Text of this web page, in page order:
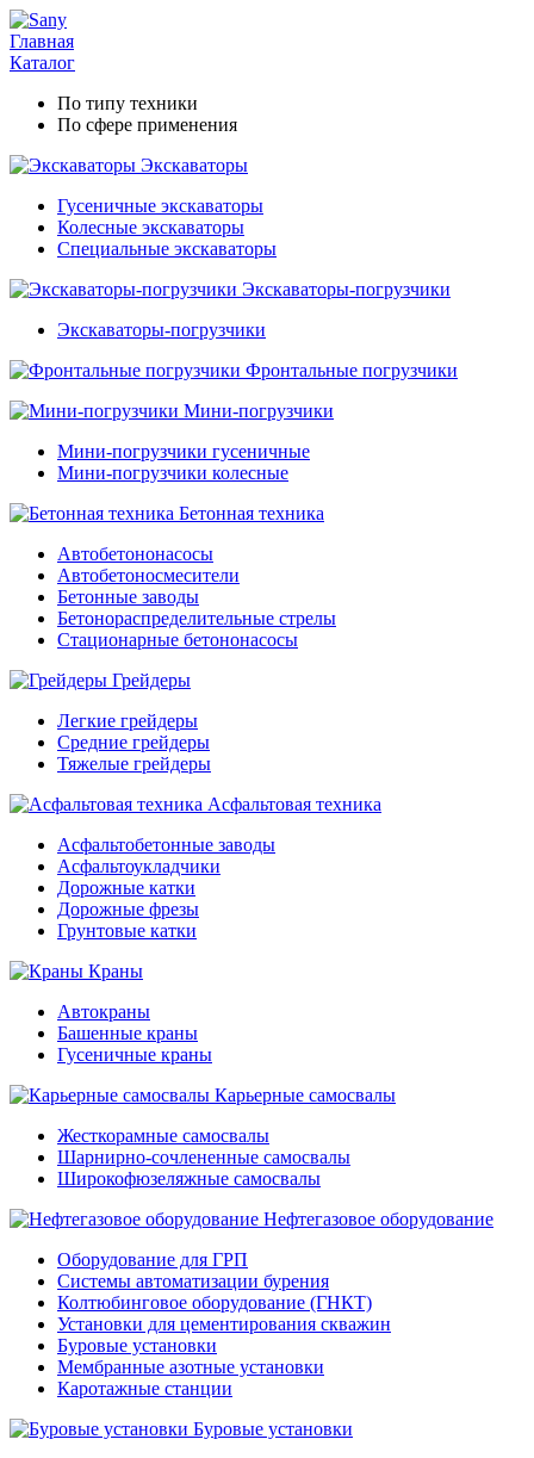
Главная
Каталог
По типу техники
По сфере применения
Экскаваторы
Гусеничные экскаваторы
Колесные экскаваторы
Специальные экскаваторы
Экскаваторы-погрузчики
Экскаваторы-погрузчики
Фронтальные погрузчики
Мини-погрузчики
Мини-погрузчики гусеничные
Мини-погрузчики колесные
Бетонная техника
Автобетононасосы
Автобетоносмесители
Бетонные заводы
Бетонораспределительные стрелы
Стационарные бетононасосы
Грейдеры
Легкие грейдеры
Средние грейдеры
Тяжелые грейдеры
Асфальтовая техника
Асфальтобетонные заводы
Асфальтоукладчики
Дорожные катки
Дорожные фрезы
Грунтовые катки
Краны
Автокраны
Башенные краны
Гусеничные краны
Карьерные самосвалы
Жесткорамные самосвалы
Шарнирно-сочлененные самосвалы
Широкофюзеляжные самосвалы
Нефтегазовое оборудование
Оборудование для ГРП
Системы автоматизации бурения
Колтюбинговое оборудование (ГНКТ)
Установки для цементирования скважин
Буровые установки
Мембранные азотные установки
Каротажные станции
Буровые установки